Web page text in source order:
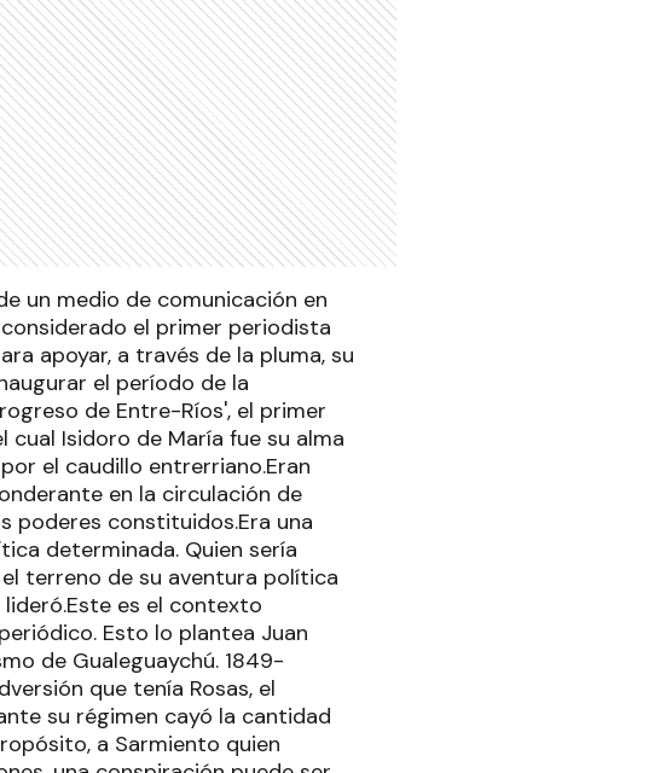
un medio de comunicación en
el primer periodista
apoyar, a través de la pluma, su
el período de la
de Entre-Ríos', el primer
Isidoro de María fue su alma
el caudillo entrerriano.Eran
en la circulación de
poderes constituidos.Era una
determinada. Quien sería
terreno de su aventura política
es el contexto
Esto lo plantea Juan
de Gualeguaychú. 1849-
que tenía Rosas, el
su régimen cayó la cantidad
a Sarmiento quien